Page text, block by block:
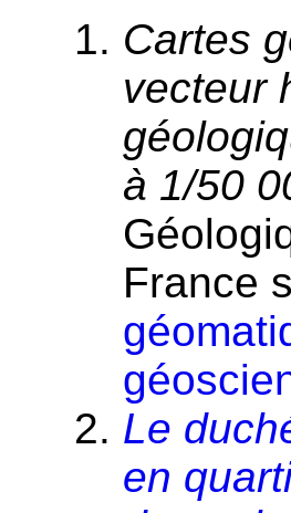
Cartes
vecteur
à 1/50
France
Le
en